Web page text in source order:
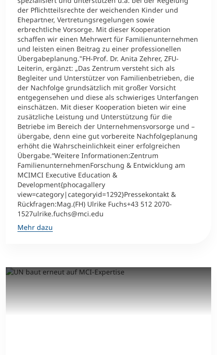
der Pflichtteilsrechte der weichenden Kinder und
Ehepartner, Vertretungsregelungen sowie
erbrechtliche Vorsorge. Mit dieser Kooperation
schaffen wir einen Mehrwert für Familienunternehmen
und leisten einen Beitrag zu einer professionellen
Übergabeplanung."FH-Prof. Dr. Anita Zehrer, ZFU-
Leiterin, ergänzt: „Das Zentrum versteht sich als
Begleiter und Unterstützer von Familienbetrieben, die
der Nachfolge grundsätzlich mit großer Vorsicht
entgegensehen und diese als schwieriges Unterfangen
einschätzen. Mit dieser Kooperation bieten wir eine
zusätzliche Leistung und Unterstützung für die
Betriebe im Bereich der Unternehmensvorsorge und –
übergabe, denn eine gut vorbereite Nachfolgeplanung
erhöht die Wahrscheinlichkeit einer erfolgreichen
Übergabe.“Weitere Informationen:Zentrum
FamilienunternehmenForschung & Entwicklung am
MCIMCI Executive Education &
Development{phocagallery
view=category|categoryid=1292}Pressekontakt &
Rückfragen:Mag.(FH) Ulrike Fuchs+43 512 2070-
1527ulrike.fuchs@mci.edu
Mehr dazu